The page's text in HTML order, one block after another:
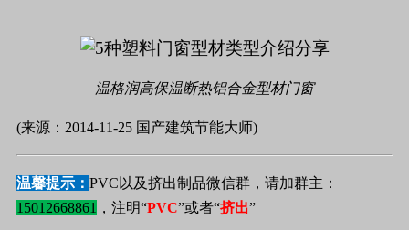
温格润高保温断热铝合金型材门窗
(来源：2014-11-25 国产建筑节能大师)
温馨提示： PVC以及挤出制品微信群，请加群主：
15012668861 ，注明“PVC”或者“挤出”